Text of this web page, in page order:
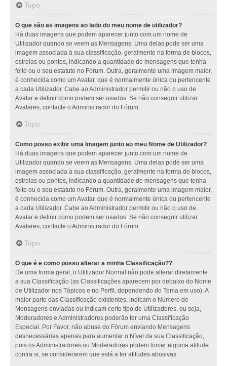
Topo
O que são as imagens ao lado do meu nome de utilizador?
Há duas imagens que podem aparecer junto com um nome de
Utilizador quando se veem as Mensagens. Uma delas pode ser uma
imagem associada à sua classificação, geralmente na forma de blocos,
estrelas ou pontos, indicando a quantidade de mensagens que tenha
feito ou o seu estatuto no Fórum. Outra, geralmente uma imagem maior,
é conhecida como um Avatar, que é normalmente única ou pertencente
a cada Utilizador. Cabe ao Administrador permitir ou não o uso de
Avatar e definir como podem ser usados. Se não conseguir utilizar
Avatares, contacte o Administrador do Fórum.
Topo
Como posso exibir uma Imagem junto ao meu Nome de Utilizador?
Há duas imagens que podem aparecer junto com um nome de
Utilizador quando se veem as Mensagens. Uma delas pode ser uma
imagem associada à sua classificação, geralmente na forma de blocos,
estrelas ou pontos, indicando a quantidade de mensagens que tenha
feito ou o seu estatuto no Fórum. Outra, geralmente uma imagem maior,
é conhecida como um Avatar, que é normalmente única ou pertencente
a cada Utilizador. Cabe ao Administrador permitir ou não o uso de
Avatar e definir como podem ser usados. Se não conseguir utilizar
Avatares, contacte o Administrador do Fórum.
Topo
O que é e como posso alterar a minha Classificação??
De uma forma geral, o Utilizador Normal não pode alterar diretamente
a sua Classificação (as Classificações aparecem por debaixo do Nome
de Utilizador nos Tópicos e no Perfil, dependendo do Tema em uso). A
maior parte das Classificação existentes, indicam o Número de
Mensagens enviadas ou indicam certo tipo de Utilizadores, ou seja,
Moderadores e Administradores poderão ter uma Classificação
Especial. Por Favor, não abuse do Fórum enviando Mensagens
desnecessárias apenas para aumentar o Nível da sua Classificação,
pois os Administradores ou Moderadores podem tomar alguma atitude
contra si, se considerarem que está a ter atitudes abusivas.